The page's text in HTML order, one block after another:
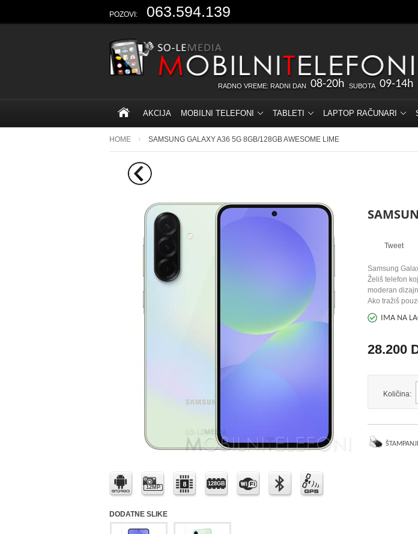
POZOVI: 063.594.139
RADNO VREME: RADNI DAN 08-20h SUBOTA 09-14h
AKCIJA MOBILNI TELEFONI TABLETI LAPTOP RAČUNARI
HOME SAMSUNG GALAXY A36 5G 8GB/128GB AWESOME LIME
12MP
128GB
DODATNE SLIKE
Tweet
Samsung
Želiš telefon
moderan
Ako tražiš
IMA NA
28.200
Količina: